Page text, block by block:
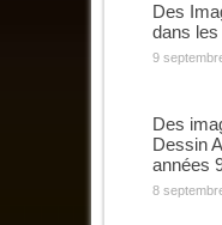
Des
dans
9
Des
Dessin
années
8